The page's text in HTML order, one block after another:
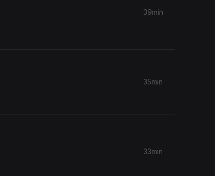
39min
35min
33min